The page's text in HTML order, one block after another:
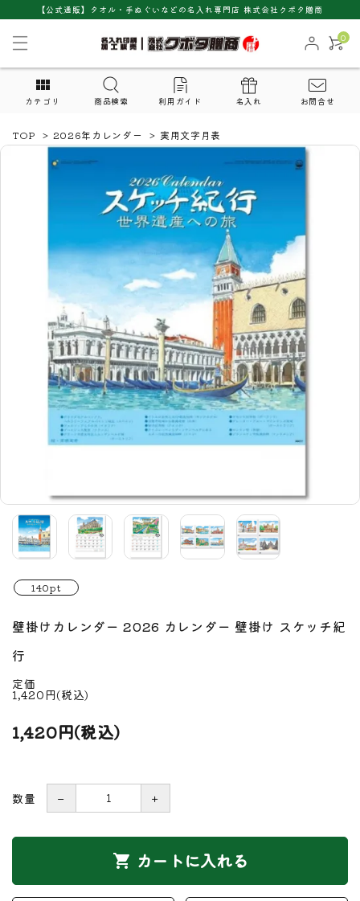
【公式通販】タオル・手ぬぐいなどの名入れ専門店 株式会社クボタ贈商
0
カテゴリ 商品検索 利用ガイド 名入れ お問合せ
TOP > 2026年カレンダー > 実用文字月表
140pt
壁掛けカレンダー 2026 カレンダー 壁掛け スケッチ紀
行
定価
1,420円(税込)
1,420円(税込)
数量 － ＋
shopping_cart カートに入れる